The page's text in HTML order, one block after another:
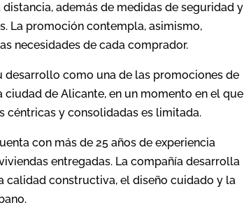
además de medidas de seguridad y
La promoción contempla, asimismo,
necesidades de cada comprador.
desarrollo como una de las promociones de
de Alicante, en un momento en el que
céntricas y consolidadas es limitada.
con más de 25 años de experiencia
entregadas. La compañía desarrolla
calidad constructiva, el diseño cuidado y la